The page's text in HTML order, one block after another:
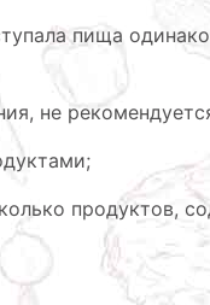
пища
не
продуктов,